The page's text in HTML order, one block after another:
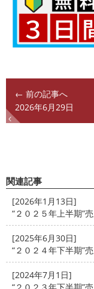
← 前の記事へ
2026年6月29日
関連記事
[2026年1月13日]
“２０２５年上半期”
[2025年6月30日]
“２０２４年下半期”
[2024年7月1日]
“２０２３年下半期”